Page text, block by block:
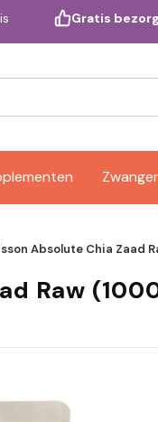
Gratis
Absolute Chia Zaad
Raw